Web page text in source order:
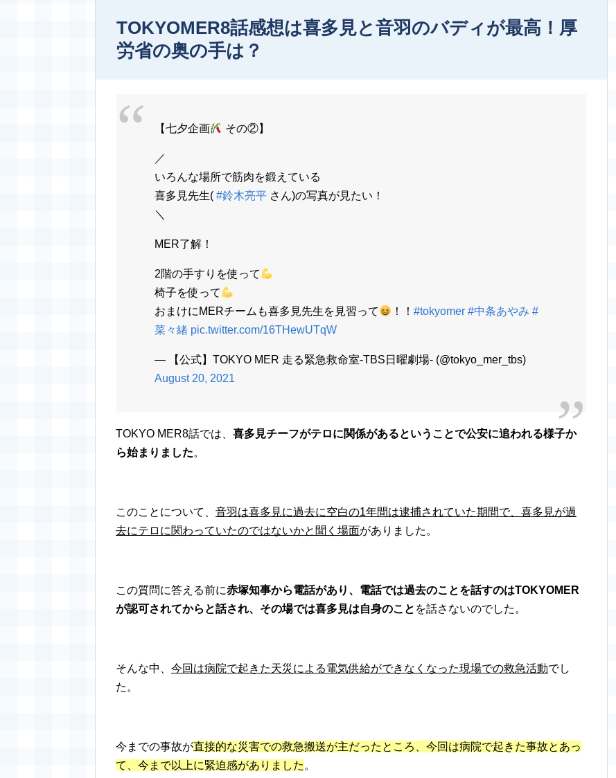
TOKYOMER8話感想は喜多見と音羽のバディが最高！厚
労省の奥の手は？
【七夕企画 その②】
／
いろんな場所で筋肉を鍛えている
喜多見先生( #鈴木亮平 さん)の写真が見たい！
＼
MER了解！
2階の手すりを使って
椅子を使って
おまけにMERチームも喜多見先生を見習って
！！#tokyomer #中条あやみ #
菜々緒 pic.twitter.com/16THewUTqW
— 【公式】TOKYO MER 走る緊急救命室-TBS日曜劇場- (@tokyo_mer_tbs)
August 20, 2021
TOKYO MER8話では、 喜多見チーフがテロに関係があるということで公安に追われる様子か
ら始まりました。
このことについて、 音羽は喜多見に過去に空白の1年間は逮捕されていた期間で、喜多見が過
去にテロに関わっていたのではないかと聞く場面がありました。
この質問に答える前に赤塚知事から電話があり、電話では過去のことを話すのはTOKYOMER
が認可されてからと話され、その場では喜多見は自身のこと を話さないのでした。
そんな中、 今回は病院で起きた天災による電気供給ができなくなった現場での救急活動でし
た。
今までの事故が直接的な災害での救急搬送が主だったところ、今回は病院で起きた事故とあっ
て、今まで以上に緊迫感がありました 。